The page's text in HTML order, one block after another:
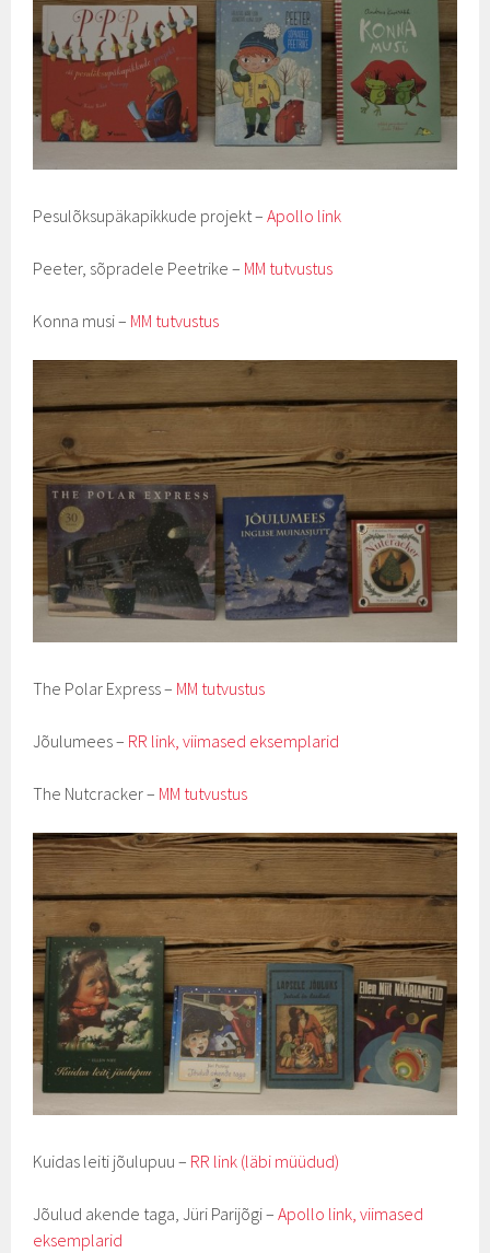
Pesulõksupäkapikkude projekt –Apollo link
Peeter, sõpradele Peetrike – MM tutvustus
Konna musi – MM tutvustus
The Polar Express – MM tutvustus
Jõulumees – RR link, viimased eksemplarid
The Nutcracker – MM tutvustus
Kuidas leiti jõulupuu – RR link (läbi müüdud)
Jõulud akende taga, Jüri Parijõgi –Apollo link, viimased
eksemplarid